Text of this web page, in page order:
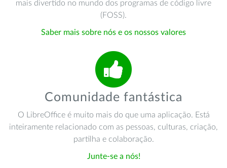
mais divertido no mundo dos programas de código livre
(FOSS).
Saber mais sobre nós e os nossos valores
Comunidade fantástica
O LibreOffice é muito mais do que uma aplicação. Está
inteiramente relacionado com as pessoas, culturas, criação,
partilha e colaboração.
Junte-se a nós!